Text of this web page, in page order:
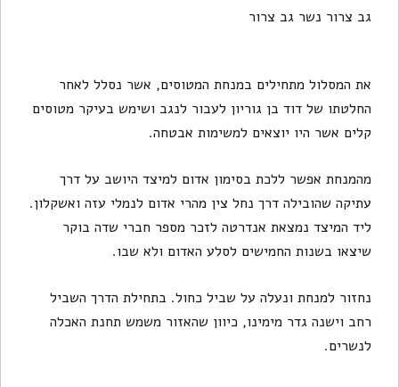
גב צרור נשר גב צרור
את המסלול מתחילים במנחת המטוסים, אשר נסלל לאחר
החלטתו של דוד בן גוריון לעבור לנגב ושימש בעיקר מטוסים
קלים אשר היו יוצאים למשימות אבטחה.
מהמנחת אפשר ללכת בסימון אדום למיצד היושב על דרך
עתיקה שהובילה דרך נחל צין מהרי אדום לנמלי עזה ואשקלון.
ליד המיצד נמצאת אנדרטה לזכר מספר חברי שדה בוקר
שיצאו בשנות החמישים לסלע האדום ולא שבו.
נחזור למנחת ונעלה על שביל כחול. בתחילת הדרך השביל
רחב וישנה גדר מימינו, כיוון שהאזור משמש תחנת האכלה
לנשרים.